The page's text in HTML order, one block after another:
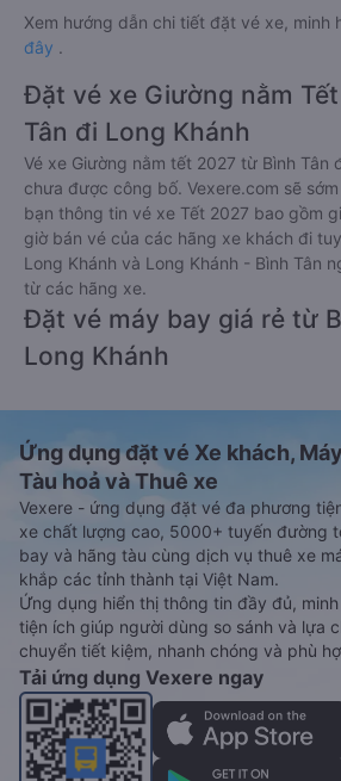
Xem hướng dẫn chi tiết đặt vé xe, minh
đây .
Đặt vé xe Giường nằm
Tân đi Long Khánh
Vé xe Giường nằm tết 2027 từ Bình Tân
chưa được công bố. Vexere.com sẽ
bạn thông tin vé xe Tết 2027 bao gồm
giờ bán vé của các hãng xe khách đi
Long Khánh và Long Khánh - Bình Tân
từ các hãng xe.
Đặt vé máy bay giá rẻ từ
Long Khánh
Ứng dụng đặt vé Xe khách,
Tàu hoả và Thuê xe
Vexere - ứng dụng đặt vé đa phương
xe chất lượng cao, 5000+ tuyến đường
bay và hãng tàu cùng dịch vụ thuê xe
khắp các tỉnh thành tại Việt Nam.
Ứng dụng hiển thị thông tin đầy đủ,
tiện ích giúp người dùng so sánh và lựa
chuyển tiết kiệm, nhanh chóng và phù
Tải ứng dụng Vexere ngay